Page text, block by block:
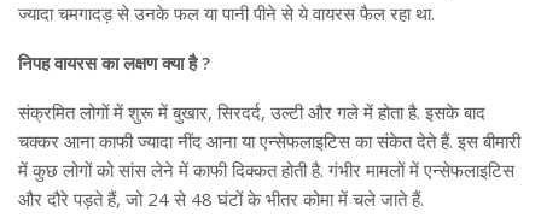
ज्यादा चमगादड़ से उनके फल या पानी पीने से ये वायरस फैल रहा था.
निपह वायरस का लक्षण क्या है ?
संक्रमित लोगों में शुरू में बुखार, सिरदर्द, उल्टी और गले में होता है. इसके बाद
चक्कर आना काफी ज्यादा नींद आना या एन्सेफलाइटिस का संकेत देते हैं. इस बीमारी
में कुछ लोगों को सांस लेने में काफी दिक्कत होती है. गंभीर मामलों में एन्सेफलाइटिस
और दौरे पड़ते हैं, जो 24 से 48 घंटों के भीतर कोमा में चले जाते हैं.